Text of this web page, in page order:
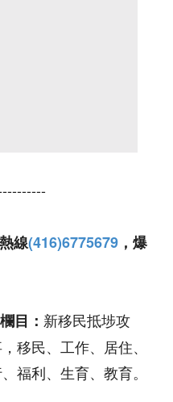
線(416)6775679 ，爆
目： 新移民抵埗攻
移民、工作、居住、
福利、生育、教育。